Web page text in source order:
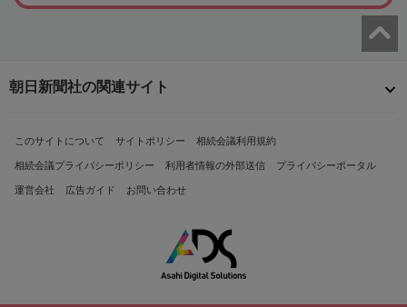
朝日新聞社の関連サイト
このサイトについて サイトポリシー 相続会議利用規約
相続会議プライバシーポリシー 利用者情報の外部送信 プライバシーポータル
運営会社 広告ガイド お問い合わせ